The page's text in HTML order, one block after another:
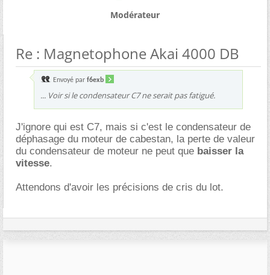
Modérateur
Re : Magnetophone Akai 4000 DB
Envoyé par f6exb
... Voir si le condensateur C7 ne serait pas fatigué.
J'ignore qui est C7, mais si c'est le condensateur de
déphasage du moteur de cabestan, la perte de valeur
du condensateur de moteur ne peut que baisser la
vitesse.
Attendons d'avoir les précisions de cris du lot.